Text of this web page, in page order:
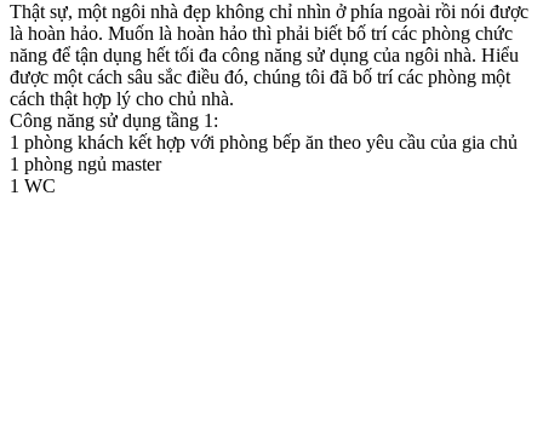
Thật sự, một ngôi nhà đẹp không chỉ nhìn ở phía ngoài rồi nói được
là hoàn hảo. Muốn là hoàn hảo thì phải biết bố trí các phòng chức
năng để tận dụng hết tối đa công năng sử dụng của ngôi nhà. Hiểu
được một cách sâu sắc điều đó, chúng tôi đã bố trí các phòng một
cách thật hợp lý cho chủ nhà.
Công năng sử dụng tầng 1:
1 phòng khách kết hợp với phòng bếp ăn theo yêu cầu của gia chủ
1 phòng ngủ master
1 WC